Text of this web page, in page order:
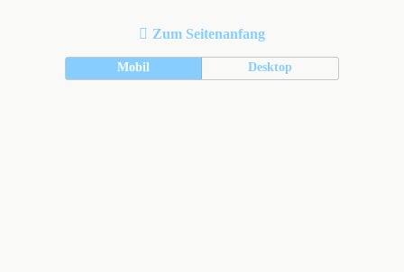
Zum Seitenanfang
Mobil Desktop